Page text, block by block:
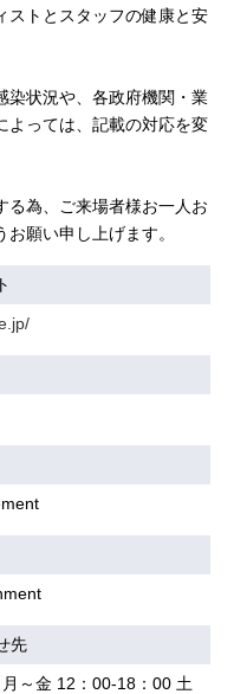
ストとスタッフの健康と安
染状況や、各政府機関・業
よっては、記載の対応を変
る為、ご来場者様お一人お
願い申し上げます。
先
～金 12：00-18：00 土